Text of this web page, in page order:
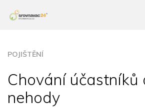
POJIŠTĚNÍ
Chování účastníků
nehody